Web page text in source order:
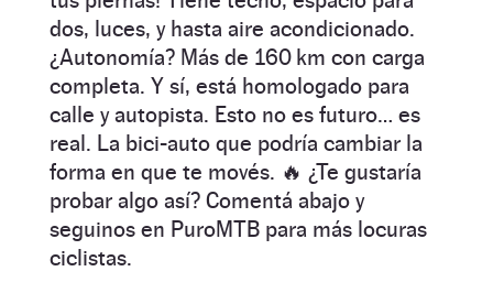
dos, luces, y hasta aire acondicionado.
¿Autonomía? Más de 160 km con carga
completa. Y sí, está homologado para
calle y autopista. Esto no es futuro… es
real. La bici-auto que podría cambiar la
forma en que te movés. 🔥 ¿Te gustaría
probar algo así? Comentá abajo y
seguinos en PuroMTB para más locuras
ciclistas.